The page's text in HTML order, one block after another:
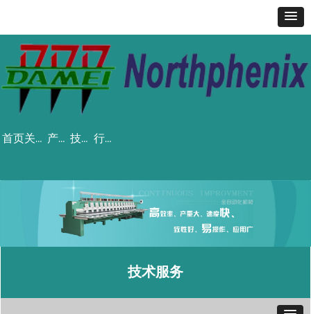
首页 关于我们 产品中心 技术服务 行业资讯
技术服务